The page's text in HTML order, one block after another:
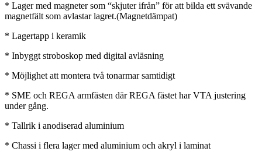
* Lager med magneter som “skjuter ifrån” för att bilda ett svävande
magnetfält som avlastar lagret.(Magnetdämpat)
* Lagertapp i keramik
* Inbyggt stroboskop med digital avläsning
* Möjlighet att montera två tonarmar samtidigt
* SME och REGA armfästen där REGA fästet har VTA justering
under gång.
* Tallrik i anodiserad aluminium
* Chassi i flera lager med aluminium och akryl i laminat